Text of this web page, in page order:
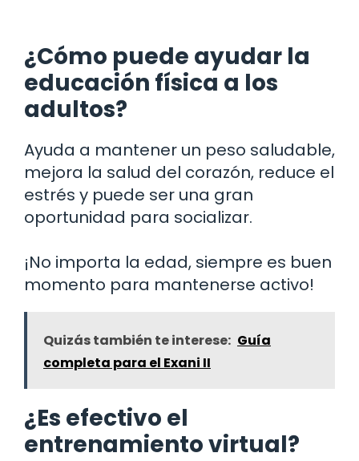
¿Cómo puede ayudar la
educación física a los
adultos?
Ayuda a mantener un peso saludable,
mejora la salud del corazón, reduce el
estrés y puede ser una gran
oportunidad para socializar.
¡No importa la edad, siempre es buen
momento para mantenerse activo!
Quizás también te interese: Guía
completa para el Exani II
¿Es efectivo el
entrenamiento virtual?